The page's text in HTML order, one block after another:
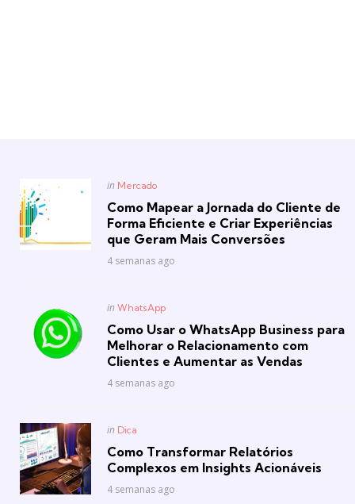
Posted
in Mercado
Como Mapear a Jornada do Cliente de
Forma Eficiente e Criar Experiências
que Geram Mais Conversões
4 semanas ago
Posted
in WhatsApp
Como Usar o WhatsApp Business para
Melhorar o Relacionamento com
Clientes e Aumentar as Vendas
4 semanas ago
Posted
in Dica
Como Transformar Relatórios
Complexos em Insights Acionáveis
4 semanas ago